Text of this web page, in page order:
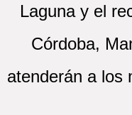
Laguna y el
Córdoba,
atenderán a los